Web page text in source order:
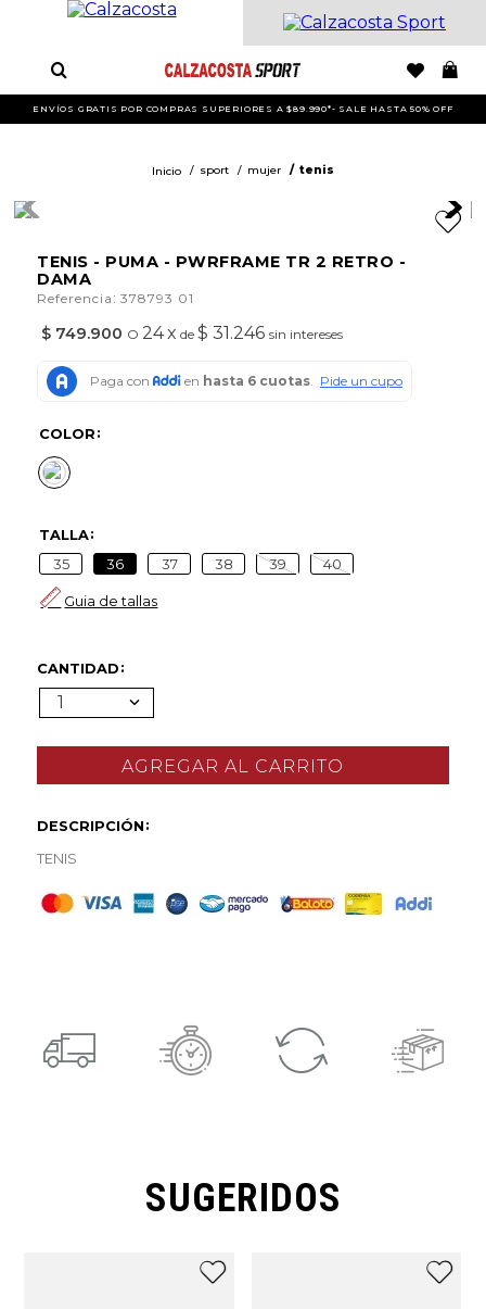
ENVÍOS GRATIS POR COMPRAS SUPERIORES A $89.990*- SALE HASTA 50% OFF
sport mujer tenis
TENIS - PUMA - PWRFRAME TR 2 RETRO -
DAMA
Referencia :378793 01
$ 749.900 O 24x de$ 31.246 sin intereses
COLOR
TALLA
35 36 37 38 39 40
Guia de tallas
CANTIDAD
1
DESCRIPCIÓN
TENIS
SUGERIDOS